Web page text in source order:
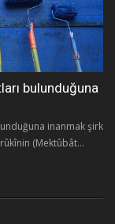
bulunduğuna
inanmak şirk
(Mektûbât...